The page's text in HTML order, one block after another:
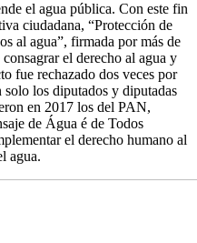
el agua pública. Con este fin
ciudadana, “Protección de
al agua”, firmada por más de
el derecho al agua y
fue rechazado dos veces por
los diputados y diputadas
en 2017 los del PAN,
de Água é de Todos
el derecho humano al
agua.